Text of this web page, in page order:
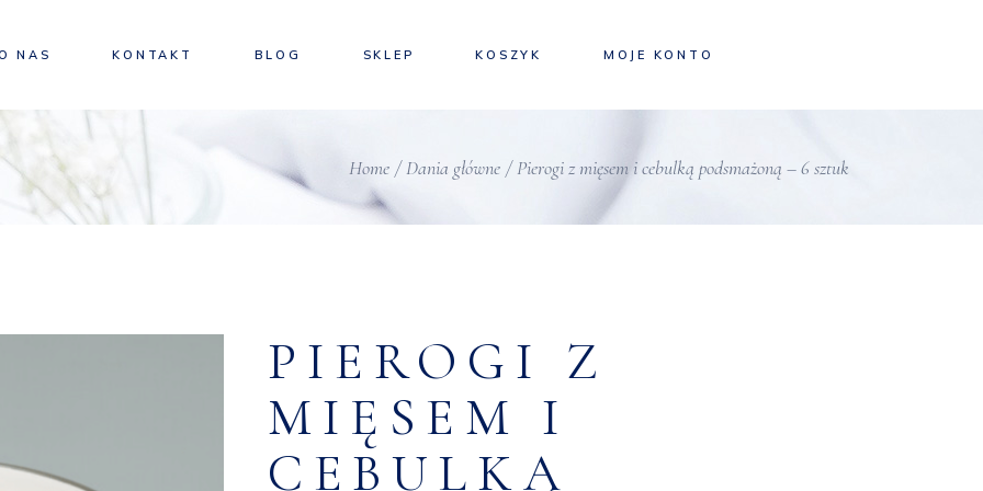
NAS KONTAKT BLOG SKLEP KOSZYK MOJE KONTO
Home Dania główne Pierogi z mięsem i cebulką podsmażoną – 6 sztuk
PIEROGI Z
MIĘSEM I
CEBULKĄ